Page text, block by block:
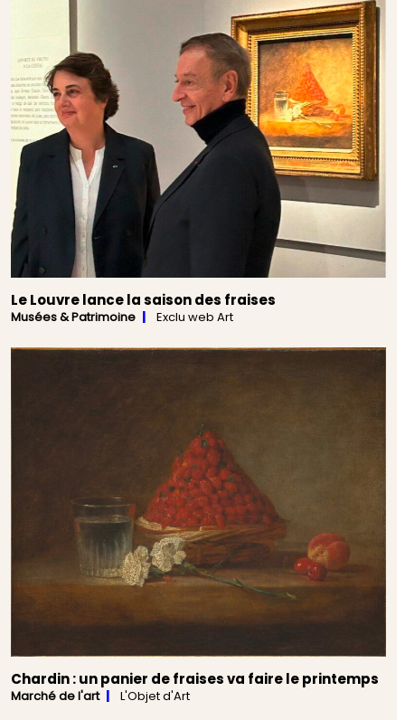
Le Louvre lance la saison des fraises
Musées & Patrimoine Exclu web Art
Chardin : un panier de fraises va faire le printemps
Marché de l'art L'Objet d'Art